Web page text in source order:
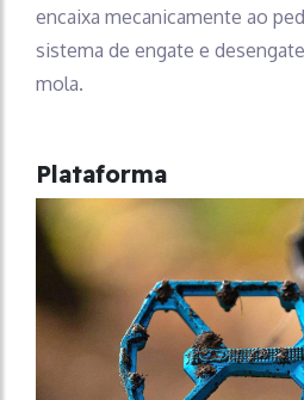
encaixa mecanicamente ao
sistema de engate e
mola.
Plataforma